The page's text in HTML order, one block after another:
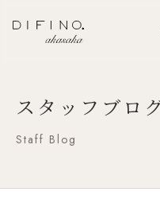
スタッフブロ
Staff Blog